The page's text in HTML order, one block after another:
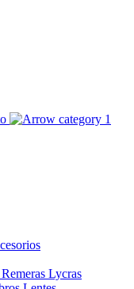
Remeras Lycras